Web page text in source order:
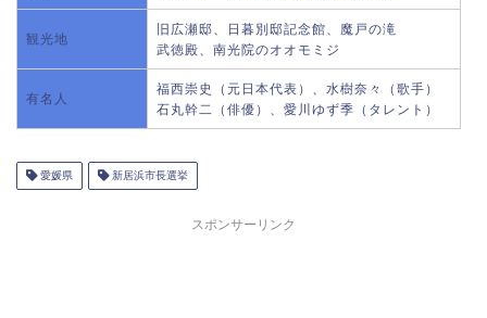
観光地
旧広瀬邸、日暮別邸記念館、魔戸の滝
武徳殿、南光院のオオモミジ
有名人
福西崇史（元日本代表）、水樹奈々（歌手）
石丸幹二（俳優）、愛川ゆず季（タレント）
愛媛県 新居浜市長選挙
スポンサーリンク